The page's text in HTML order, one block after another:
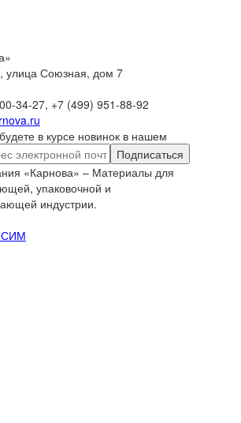
улица Союзная, дом 7
34-27, +7 (499) 951-88-92
в курсе новинок в нашем
Подписаться
«Карнова» – Материалы для
упаковочной и
индустрии.